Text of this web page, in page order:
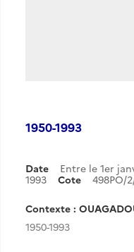
1950-1993
Date
Entre le 1er
1993
Cote 498PO/
Contexte :
1950-1993